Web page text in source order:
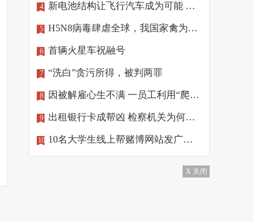
4 新电池结构让飞行汽车成为可能 相关技术将亮相北京冬奥
5 H5N8病毒肆虐全球，我国家禽为何“独善其身”
6 首辆火星车祝融号
7 “洗白”贪污所得，被判两罪
8 因被解雇心生不满 一员工利用“爬虫”删公司数据
9 出租银行卡成帮凶 检察机关为何做出不起诉处理？
10 10名大学生线上帮赌博网站发广告，涉罪！
X 关闭